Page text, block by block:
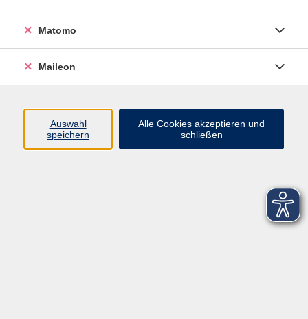
Matomo
Maileon
Auswahl
speichern
Alle Cookies akzeptieren und
schließen